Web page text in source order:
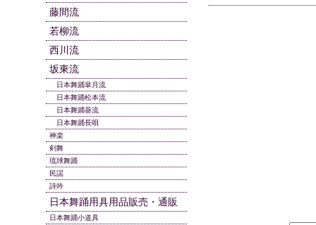
藤間流
若柳流
西川流
坂東流
日本舞踊皐月流
日本舞踊松本流
日本舞踊葵流
日本舞踊長唄
神楽
剣舞
琉球舞踊
民謡
詩吟
日本舞踊用具用品販売・通販
日本舞踊小道具